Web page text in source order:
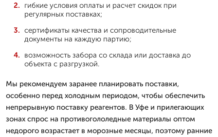
гибкие условия оплаты и расчет скидок при
регулярных поставках;
сертификаты качества и сопроводительные
документы на каждую партию;
возможность забора со склада или доставка до
объекта с разгрузкой.
Мы рекомендуем заранее планировать поставки,
особенно перед холодным периодом, чтобы обеспечить
непрерывную поставку реагентов. В Уфе и прилегающих
зонах спрос на противогололедные материалы оптом
недорого возрастает в морозные месяцы, поэтому ранние